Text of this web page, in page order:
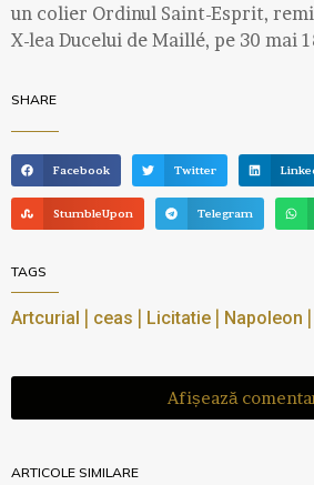
un colier Ordinul Saint-Esprit,
X-lea Ducelui de Maillé, pe 30 mai
SHARE
Facebook Twitter
StumbleUpon Telegram
TAGS
Artcurial ceas Licitatie Napoleon
Afișează
ARTICOLE SIMILARE